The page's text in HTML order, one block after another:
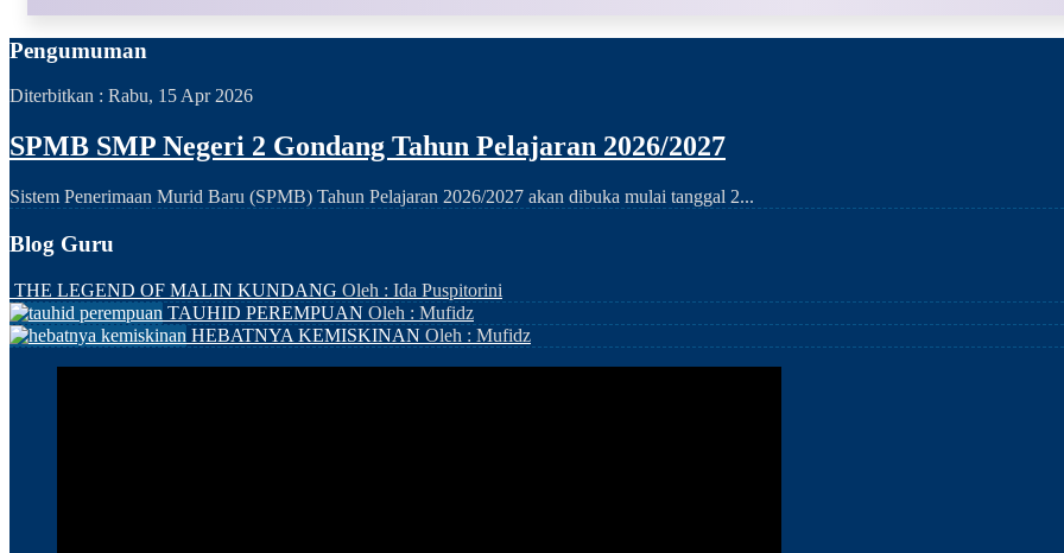
Pengumuman
Diterbitkan : Rabu, 15 Apr 2026
SPMB SMP Negeri 2 Gondang Tahun Pelajaran 2026/2027
Sistem Penerimaan Murid Baru (SPMB) Tahun Pelajaran 2026/2027 akan dibuka mulai tanggal 2...
Blog Guru
THE LEGEND OF MALIN KUNDANG Oleh : Ida Puspitorini
TAUHID PEREMPUAN Oleh : Mufidz
HEBATNYA KEMISKINAN Oleh : Mufidz